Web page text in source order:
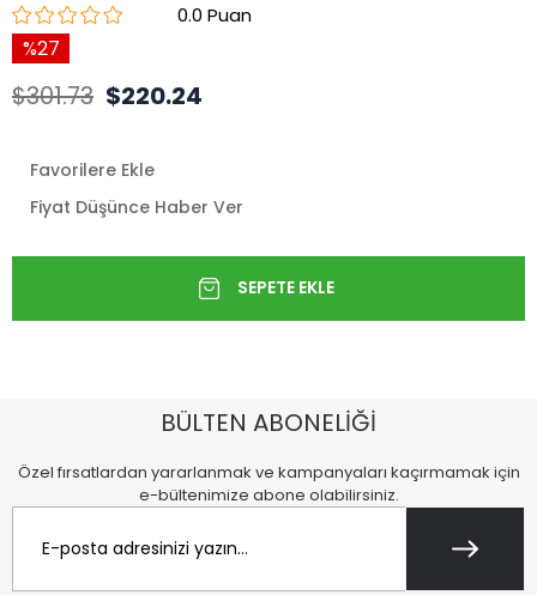
0.0
27
$301.73 $220.24
Favorilere Ekle
Fiyat Düşünce Haber Ver
BÜLTEN ABONELİĞİ
Özel fırsatlardan yararlanmak ve kampanyaları kaçırmamak için
e-bültenimize abone olabilirsiniz.